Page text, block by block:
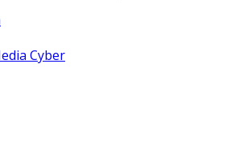
Cyber